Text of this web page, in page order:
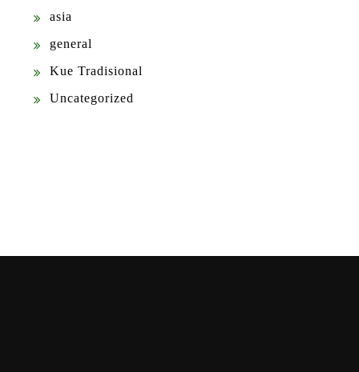
asia
general
Kue Tradisional
Uncategorized